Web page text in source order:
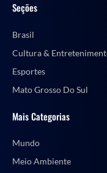
Seções
Brasil
Cultura &
Esportes
Mato Grosso Do Sul
Mais Categorias
Mundo
Meio Ambiente